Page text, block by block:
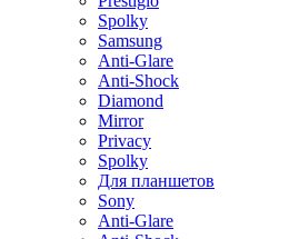
Spolky
Samsung
Anti-Glare
Anti-Shock
Diamond
Mirror
Privacy
Spolky
Для планшетов
Sony
Anti-Glare